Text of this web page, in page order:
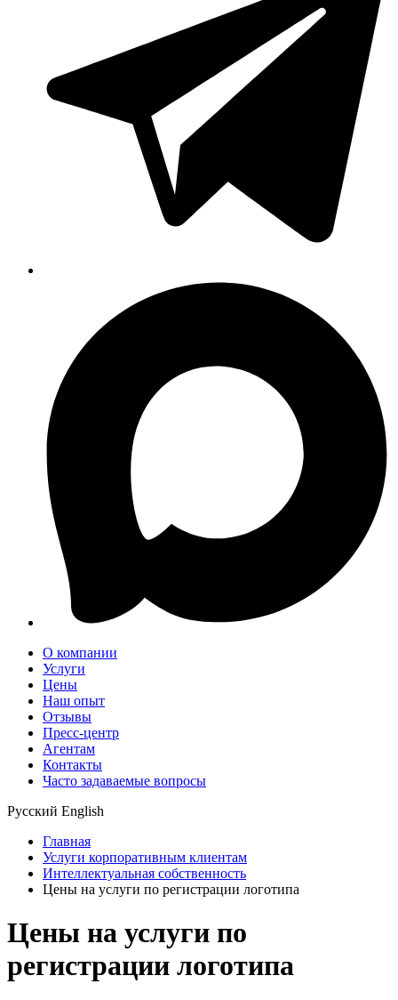
О компании
Услуги
Цены
Наш опыт
Отзывы
Пресс-центр
Агентам
Контакты
Часто задаваемые вопросы
Русский English
Главная
Услуги корпоративным клиентам
Интеллектуальная собственность
Цены на услуги по регистрации логотипа
Цены на услуги по
регистрации логотипа